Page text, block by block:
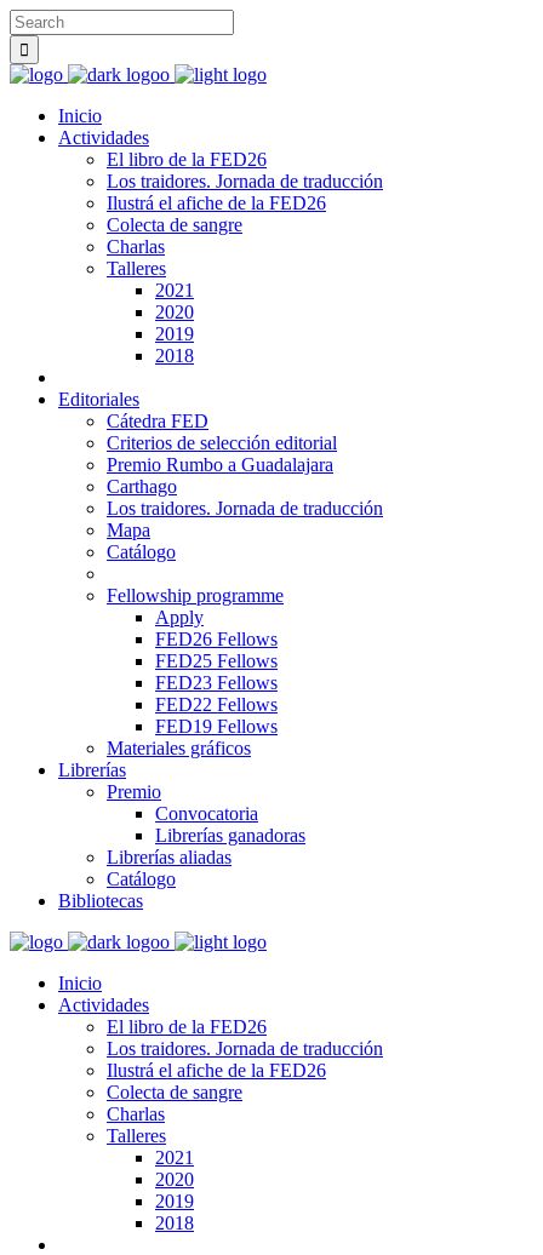
Inicio
Actividades
El libro de la FED26
Los traidores. Jornada de traducción
Ilustrá el afiche de la FED26
Colecta de sangre
Charlas
Talleres
2021
2020
2019
2018
Editoriales
Cátedra FED
Criterios de selección editorial
Premio Rumbo a Guadalajara
Carthago
Los traidores. Jornada de traducción
Mapa
Catálogo
Fellowship programme
Apply
FED26 Fellows
FED25 Fellows
FED23 Fellows
FED22 Fellows
FED19 Fellows
Materiales gráficos
Librerías
Premio
Convocatoria
Librerías ganadoras
Librerías aliadas
Catálogo
Bibliotecas
Inicio
Actividades
El libro de la FED26
Los traidores. Jornada de traducción
Ilustrá el afiche de la FED26
Colecta de sangre
Charlas
Talleres
2021
2020
2019
2018